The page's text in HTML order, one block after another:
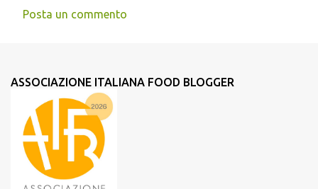
Posta un commento
ASSOCIAZIONE ITALIANA FOOD BLOGGER